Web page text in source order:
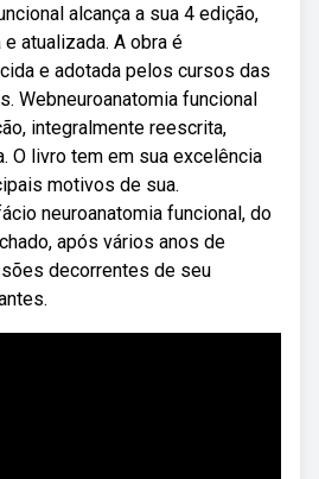
alcança a sua 4 edição,
atualizada. A obra é
e adotada pelos cursos das
Webneuroanatomia funcional
integralmente reescrita,
O livro tem em sua excelência
motivos de sua.
neuroanatomia funcional, do
após vários anos de
decorrentes de seu